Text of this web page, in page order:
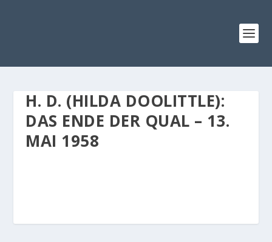
H. D. (HILDA DOOLITTLE):
DAS ENDE DER QUAL – 13.
MAI 1958